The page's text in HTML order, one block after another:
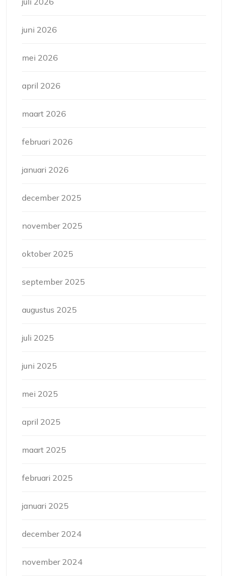
juni 2026
mei 2026
april 2026
maart 2026
februari 2026
januari 2026
december 2025
november 2025
oktober 2025
september 2025
augustus 2025
juli 2025
juni 2025
mei 2025
april 2025
maart 2025
februari 2025
januari 2025
december 2024
november 2024